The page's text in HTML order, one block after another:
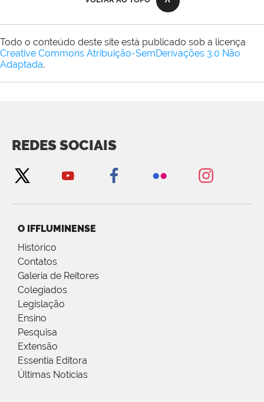
Todo o conteúdo deste site está publicado sob a licença
Creative Commons Atribuição-SemDerivações 3.0 Não
Adaptada.
REDES SOCIAIS
O IFFLUMINENSE
Histórico
Contatos
Galeria de Reitores
Colegiados
Legislação
Ensino
Pesquisa
Extensão
Essentia Editora
Últimas Notícias